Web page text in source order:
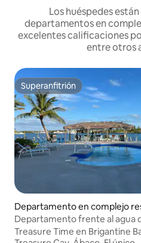
Los huéspedes
departamentos en
excelentes calificaciones
entre otros
Superanfitrión
Superanfitrión
Departamento en complejo
encial en Treasure Cay
Departamento frente al agua
dormitorios con muelle
Treasure Time en Brigantine